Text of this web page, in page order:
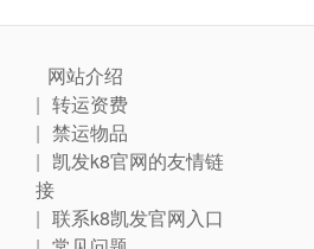
网站介绍
转运资费
禁运物品
凯发k8官网的友情链
接
联系k8凯发官网入口